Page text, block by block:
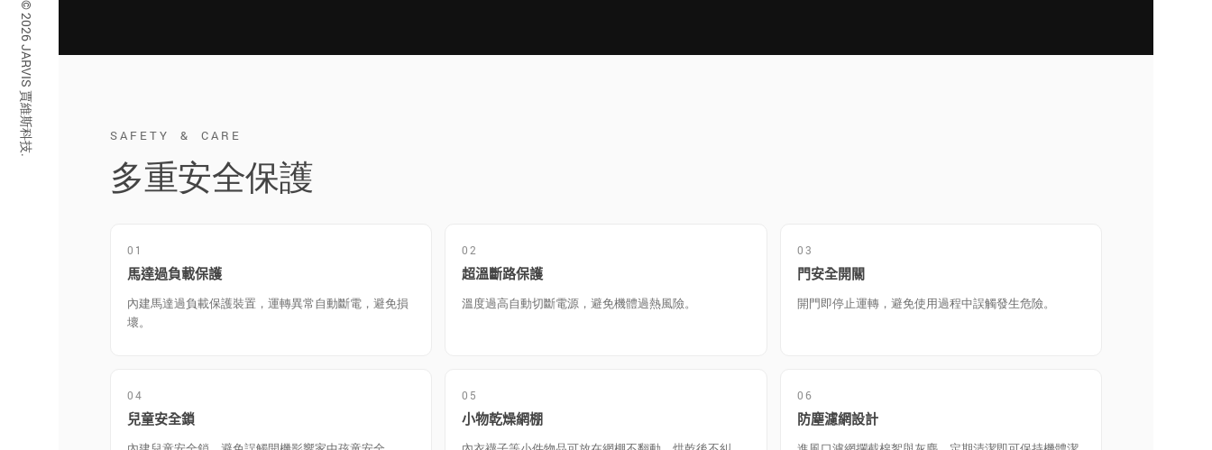
SAFETY & CARE
多重安全保護
01
馬達過負載保護
內建馬達過負載保護裝置，運轉異常自動斷電，避免損
壞。
02
超溫斷路保護
溫度過高自動切斷電源，避免機體過熱風險。
03
門安全開關
開門即停止運轉，避免使用過程中誤觸發生危險。
04
兒童安全鎖
05
小物乾燥網棚
06
防塵濾網設計
© 2026 JARVIS 賈維斯科技.